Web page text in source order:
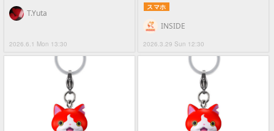
2026.6.1 Mon 13:30
T.Yuta
スマホ
2026.3.29 Sun 12:30
INSIDE